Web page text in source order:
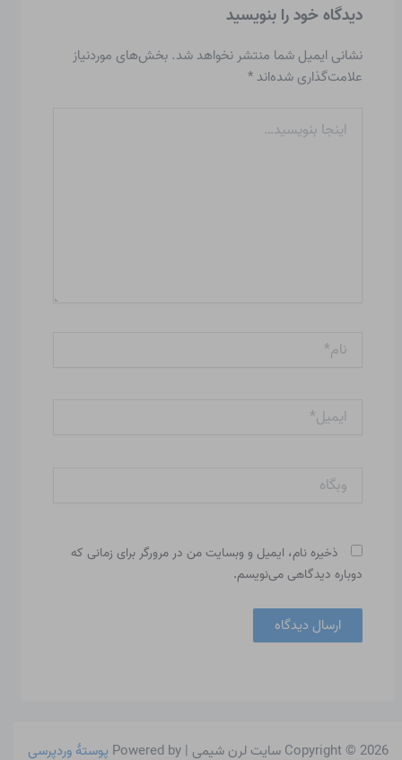
دیدگاه‌ خود را بنویسید
نشانی ایمیل شما منتشر نخواهد شد. بخش‌های موردنیاز
علامت‌گذاری شده‌اند*
بنویسید…
ایمیل*
ذخیره نام، ایمیل و وبسایت من در مرورگر برای زمانی که
دوباره دیدگاهی می‌نویسم.
Copyright © 2026 سایت لرن شیمی | Powered by پوستهٔ وردپرسی